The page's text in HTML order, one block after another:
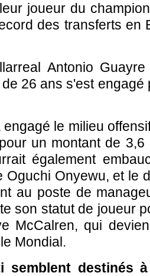
joueur du
des transferts en
Antonio
26 ans s'est
le milieu
un montant de
également
Oguchi Onyewu, et le
au poste de
son statut de joueur
McCalren, qui
Mondial.
semblent destinés